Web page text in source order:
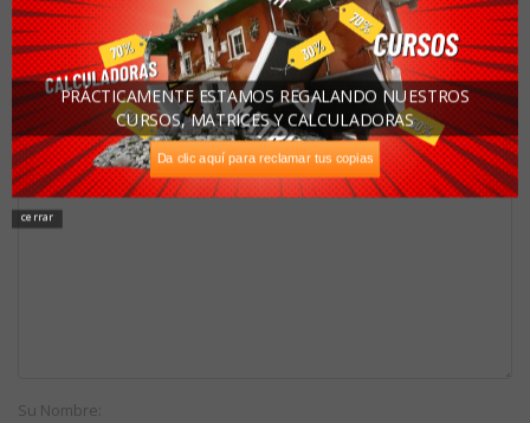
Asunto:
Escriba su comentario:
Su Nombre:
cerrar
Da clic aquí para reclamar tus copias
PRÁCTICAMENTE ESTAMOS REGALANDO NUESTROS
CURSOS, MATRICES Y CALCULADORAS